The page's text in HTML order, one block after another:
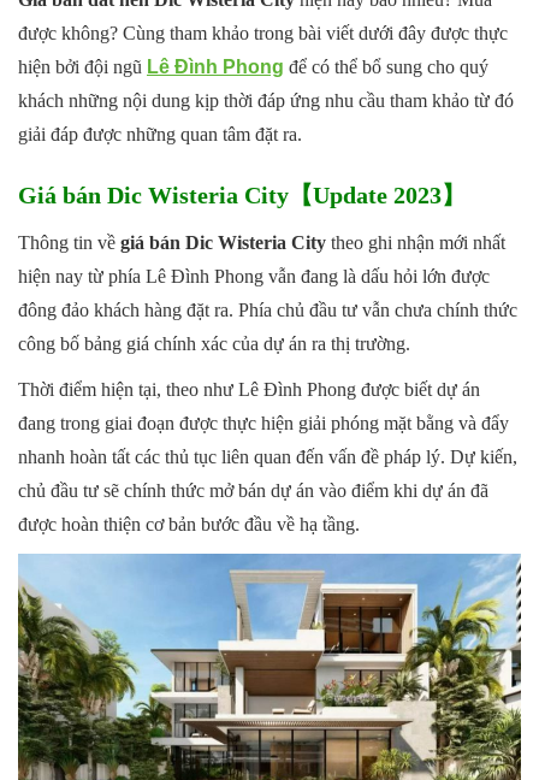
được không? Cùng tham khảo trong bài viết dưới đây được thực
hiện bởi đội ngũ Lê Đình Phong để có thể bổ sung cho quý
khách những nội dung kịp thời đáp ứng nhu cầu tham khảo từ đó
giải đáp được những quan tâm đặt ra.
Giá bán Dic Wisteria City 【Update 2023】
Thông tin về giá bán Dic Wisteria City theo ghi nhận mới nhất
hiện nay từ phía Lê Đình Phong vẫn đang là dấu hỏi lớn được
đông đảo khách hàng đặt ra. Phía chủ đầu tư vẫn chưa chính thức
công bố bảng giá chính xác của dự án ra thị trường.
Thời điểm hiện tại, theo như Lê Đình Phong được biết dự án
đang trong giai đoạn được thực hiện giải phóng mặt bằng và đẩy
nhanh hoàn tất các thủ tục liên quan đến vấn đề pháp lý. Dự kiến,
chủ đầu tư sẽ chính thức mở bán dự án vào điểm khi dự án đã
được hoàn thiện cơ bản bước đầu về hạ tầng.